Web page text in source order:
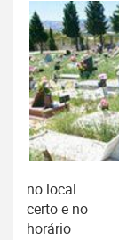
no local
certo e no
horário